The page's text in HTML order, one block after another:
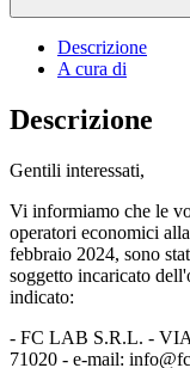
Descrizione
A cura di
Descrizione
Gentili interessati,
Vi informiamo che le
operatori economici
febbraio 2024, sono
soggetto incaricato
indicato:
- FC LAB S.R.L. -
71020 - e-mail: